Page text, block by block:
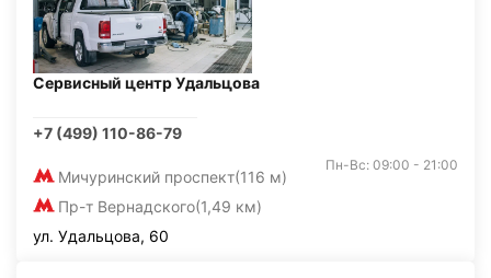
Сервисный центр Удальцова
+7 (499) 110-86-79
Мичуринский проспект(116 м)
Пр-т Вернадского(1,49 км)
Пн-Вс: 09:00 - 21:00
ул. Удальцова, 60